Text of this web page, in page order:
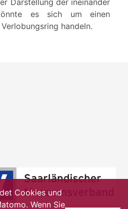
Darstellung der ineinander
es sich um einen
handeln.
Cookies und
Wenn Sie